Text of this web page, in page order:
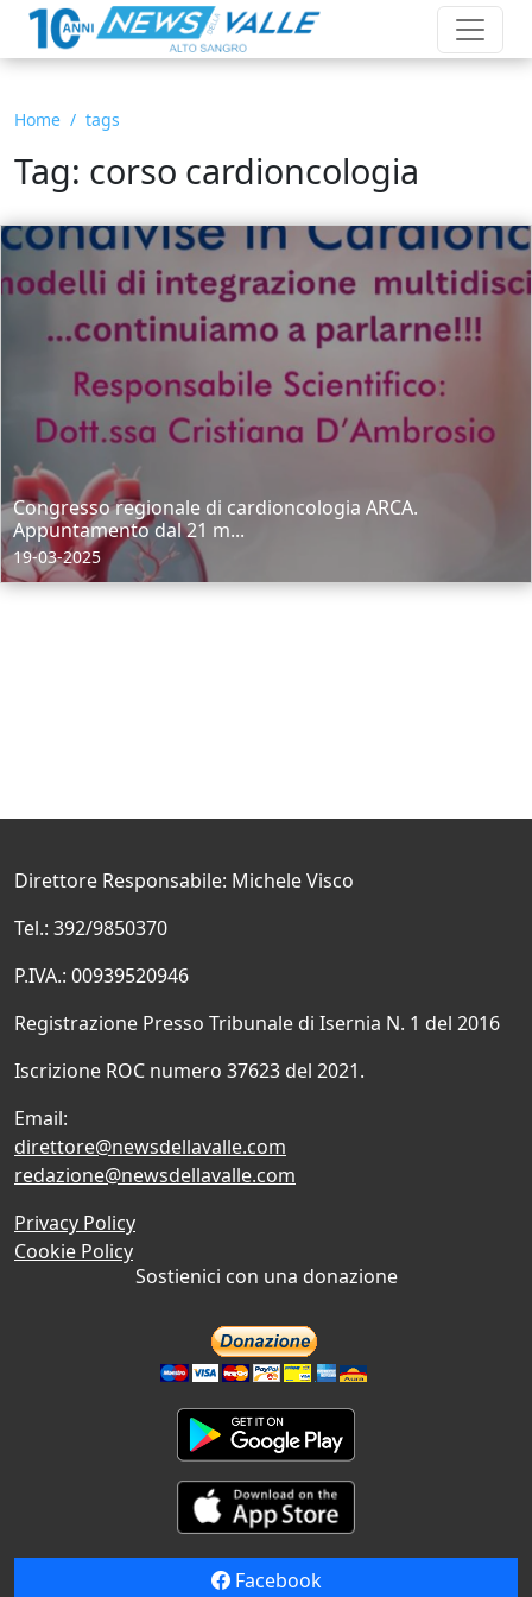
Home tags
Tag: corso cardioncologia
Congresso regionale di cardioncologia ARCA.
Appuntamento dal 21 m...
19-03-2025
Direttore Responsabile: Michele Visco
Tel.: 392/9850370
P.IVA.: 00939520946
Registrazione Presso Tribunale di Isernia N. 1 del 2016
Iscrizione ROC numero 37623 del 2021.
Email:
direttore@newsdellavalle.com
redazione@newsdellavalle.com
Privacy Policy
Cookie Policy
Sostienici con una donazione
Facebook